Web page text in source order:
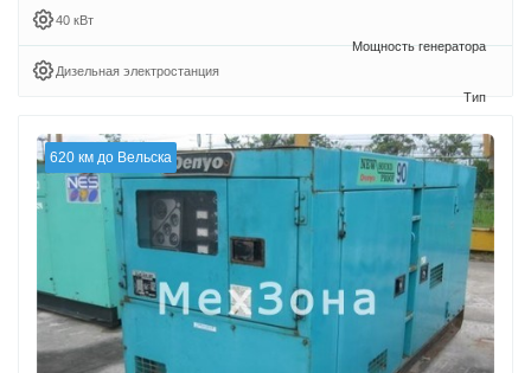
40 кВт
Дизельная электростанция
620 км до Вельска